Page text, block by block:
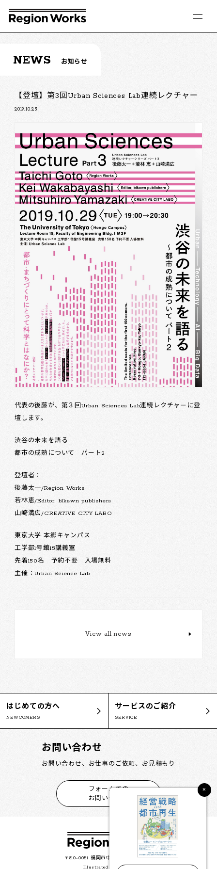
NEWS お知らせ
【登壇】第3回Urban Sciences Lab連続レクチャー
2019.10.25
代表の後藤が、第３回Urban Sciences Lab連続レクチャーに登
壇します。
渋谷の未来を語る
都市の成熟について パート2
登壇者：
後藤太一/Region Works
若林恵/Editor, blkswn publishers
山崎満広/CREATIVE CITY LABO
東京大学 本郷キャンパス
工学部1号館15講義室
先着150名 予約不要 入場無料
主催：Urban Science Lab
View all news
×
はじめての方へ
NEWCOMERS
サービスのご紹介
SERVICE
お問い合わせ
お問い合わせ、お仕事のご依頼、お見積もり
フォームでの
お問い合わせ
〒810-0051 福岡市中央区大濠公園2-35
Illustrated by 本村 誠